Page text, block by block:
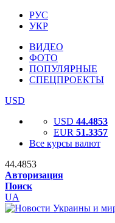
РУС
УКР
ВИДЕО
ФОТО
ПОПУЛЯРНЫЕ
СПЕЦПРОЕКТЫ
USD
USD 44.4853
EUR 51.3357
Все курсы валют
44.4853
Авторизация
Поиск
UA